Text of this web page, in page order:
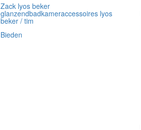
Zack lyos beker
glanzendbadkameraccessoires lyos
beker / tim
Bieden